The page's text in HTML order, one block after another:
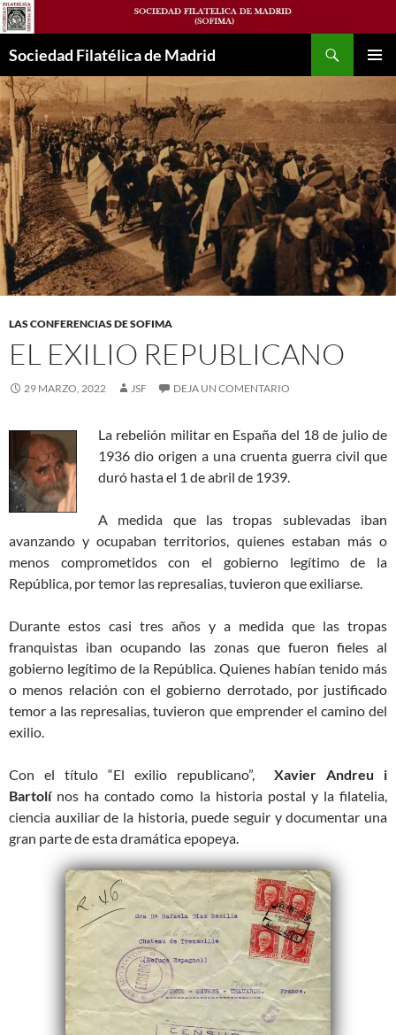
Saltar
al
contenido
Sociedad Filatélica de Madrid
LAS CONFERENCIAS DE SOFIMA
EL EXILIO REPUBLICANO
29 MARZO, 2022 JSF DEJA UN COMENTARIO
La rebelión militar en España del 18 de julio de
1936 dio origen a una cruenta guerra civil que
duró hasta el 1 de abril de 1939.
A medida que las tropas sublevadas iban
avanzando y ocupaban territorios, quienes estaban más o
menos comprometidos con el gobierno legítimo de la
República, por temor las represalias, tuvieron que exiliarse.
Durante estos casi tres años y a medida que las tropas
franquistas iban ocupando las zonas que fueron fieles al
gobierno legítimo de la República. Quienes habían tenido más
o menos relación con el gobierno derrotado, por justificado
temor a las represalias, tuvieron que emprender el camino del
exilio.
Con el título “El exilio republicano”, Xavier Andreu i
Bartolínos ha contado como la historia postal y la filatelia,
ciencia auxiliar de la historia, puede seguir y documentar una
gran parte de esta dramática epopeya.